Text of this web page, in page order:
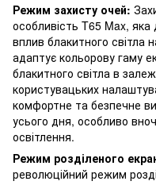
Режим захисту очей:
особливість T65 Max,
вплив блакитного світла
адаптує кольорову гаму
блакитного світла в
користувацьких
комфортне та безпечне
усього дня, особливо
освітлення.
Режим розділеного
революційний режим